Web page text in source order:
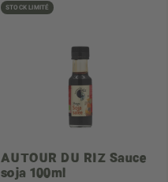
STOCK LIMITÉ
AUTOUR DU RIZ Sauce
soja 100ml